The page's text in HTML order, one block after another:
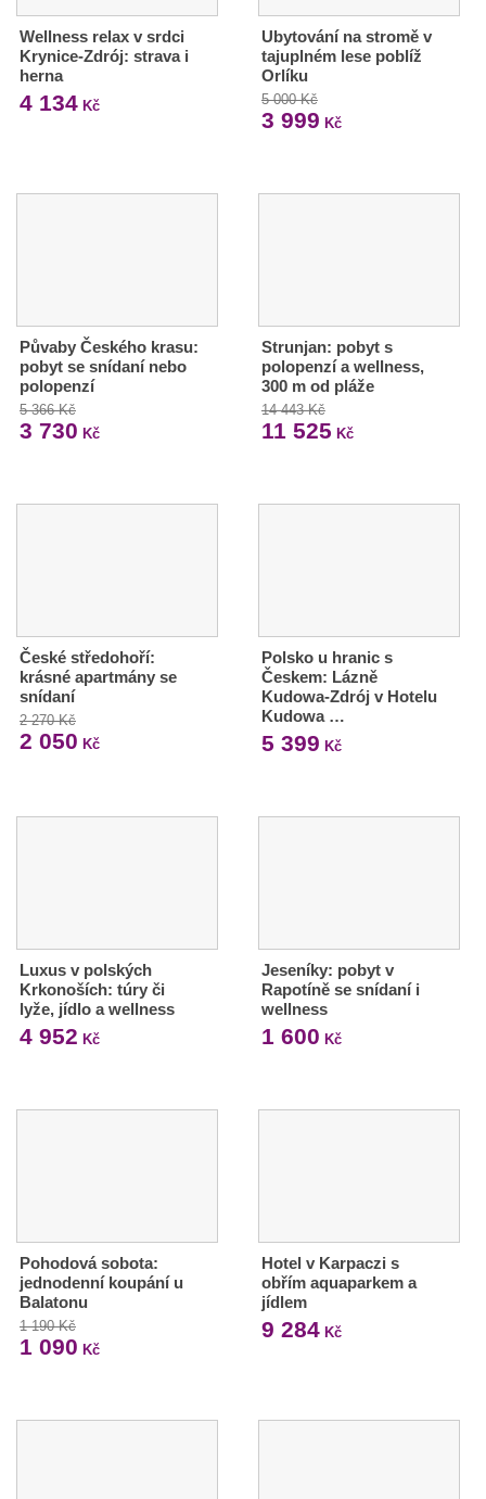
Wellness relax v srdci
Krynice-Zdrój: strava i
herna
4 134 Kč
Ubytování na stromě v
tajuplném lese poblíž
Orlíku
5 000 Kč
3 999 Kč
Půvaby Českého krasu:
pobyt se snídaní nebo
polopenzí
5 366 Kč
3 730 Kč
Strunjan: pobyt s
polopenzí a wellness,
300 m od pláže
14 443 Kč
11 525 Kč
České středohoří:
krásné apartmány se
snídaní
2 270 Kč
2 050 Kč
Polsko u hranic s
Českem: Lázně
Kudowa-Zdrój v Hotelu
Kudowa …
5 399 Kč
Luxus v polských
Krkonoších: túry či
lyže, jídlo a wellness
4 952 Kč
Jeseníky: pobyt v
Rapotíně se snídaní i
wellness
1 600 Kč
Pohodová sobota:
jednodenní koupání u
Balatonu
1 190 Kč
1 090 Kč
Hotel v Karpaczi s
obřím aquaparkem a
jídlem
9 284Kč